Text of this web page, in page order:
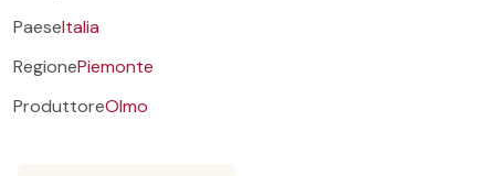
PaeseItalia
RegionePiemonte
ProduttoreOlmo